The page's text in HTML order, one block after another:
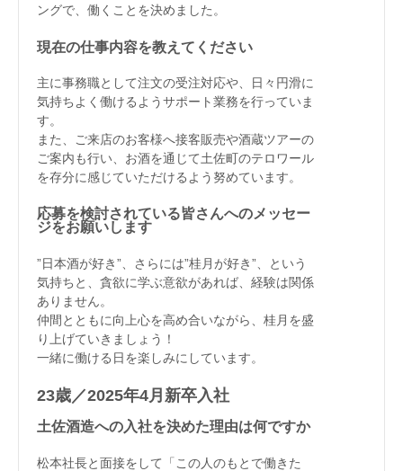
ングで、働くことを決めました。
現在の仕事内容を教えてください
主に事務職として注文の受注対応や、日々円滑に
気持ちよく働けるようサポート業務を行っていま
す。
また、ご来店のお客様へ接客販売や酒蔵ツアーの
ご案内も行い、お酒を通じて土佐町のテロワール
を存分に感じていただけるよう努めています。
応募を検討されている皆さんへのメッセー
ジをお願いします
”日本酒が好き”、さらには”桂月が好き”、という
気持ちと、貪欲に学ぶ意欲があれば、経験は関係
ありません。
仲間とともに向上心を高め合いながら、桂月を盛
り上げていきましょう！
一緒に働ける日を楽しみにしています。
23歳／2025年4月新卒入社
土佐酒造への入社を決めた理由は何ですか
松本社長と面接をして「この人のもとで働きた